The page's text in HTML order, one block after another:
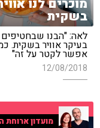
מוכרים לנו
בשקית
לאה: "הבנו
בעיקר אוויר בשקית.
אפשר לקטר על זה"
12/08/2018
מועדון ארוחת